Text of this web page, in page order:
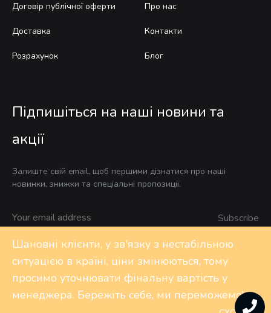
Договір публічної оферти
Доставка
Розрахунок
Про нас
Контакти
Блог
Підпишіться на наші новини та
акції
Залиште свій email, щоб першими дізнатися про наші
новинки, знижки та спеціальні пропозиції.
©2020 Design-shop. All rights reserved
Privacy Policy Контакти
Шановні клієнти, у зв'язку з нестабільною
ситуацією в країні, ціни змінюються, тому
просимо уточнювати фінальну вартість у
менеджера. Бережіть себе, ми переможемо!